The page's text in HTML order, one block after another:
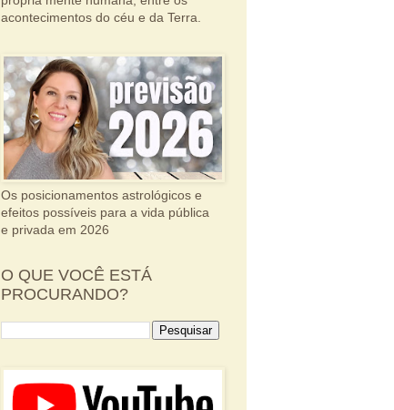
acontecimentos do céu e da Terra.
Os posicionamentos astrológicos e
efeitos possíveis para a vida pública
e privada em 2026
O QUE VOCÊ ESTÁ
PROCURANDO?